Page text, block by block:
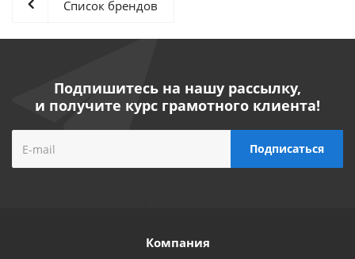
Список брендов
Подпишитесь на нашу рассылку,
и получите курс грамотного клиента!
Компания